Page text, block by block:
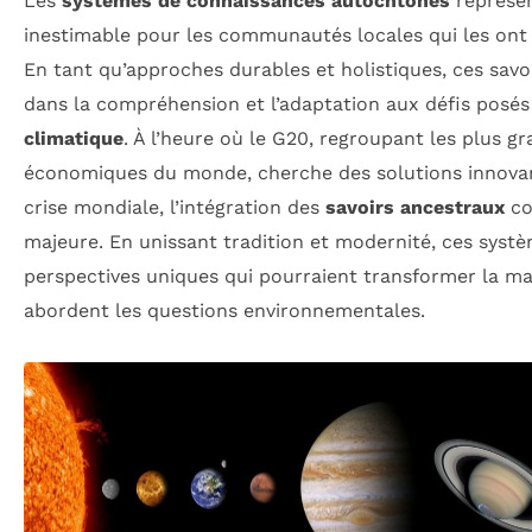
inestimable pour les communautés locales qui les
En tant qu’approches durables et holistiques, ces
dans la compréhension et l’adaptation aux défis
climatique. À l’heure où le G20, regroupant les plus
économiques du monde, cherche des solutions
crise mondiale, l’intégration des savoirs ancestraux
majeure. En unissant tradition et modernité, ces
perspectives uniques qui pourraient transformer la
abordent les questions environnementales.